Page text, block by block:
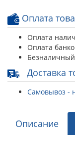
Оплата
Оплата
Оплата
Доставка
Самовывоз -
Описание